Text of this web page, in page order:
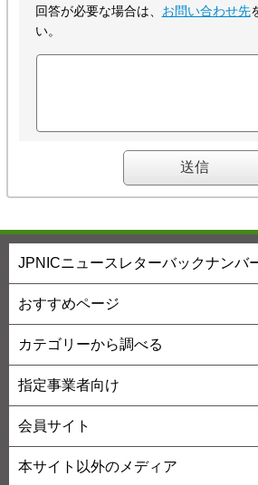
回答が必要な場合は、 お問い合わせ先
い。
JPNICニュースレターバックナンバ
おすすめページ
カテゴリーから調べる
指定事業者向け
会員サイト
本サイト以外のメディア